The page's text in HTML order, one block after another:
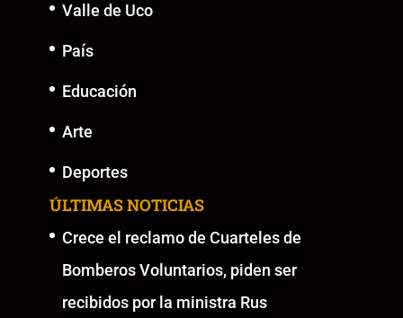
Valle de Uco
País
Educación
Arte
Deportes
ÚLTIMAS NOTICIAS
Crece el reclamo de Cuarteles de
Bomberos Voluntarios, piden ser
recibidos por la ministra Rus